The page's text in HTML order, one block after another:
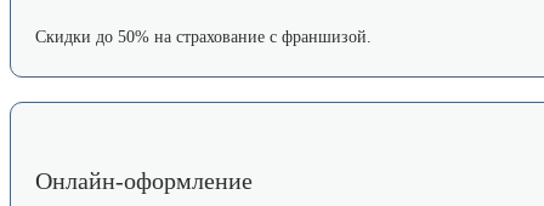
Скидки до 50% на страхование с франшизой.
Онлайн-оформление